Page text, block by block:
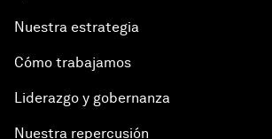
Nuestra estrategia
Cómo trabajamos
Liderazgo y gobernanza
Nuestra repercusión